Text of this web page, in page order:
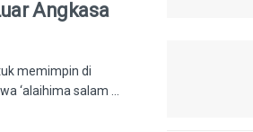
Angkasa
‘alaihima salam ...